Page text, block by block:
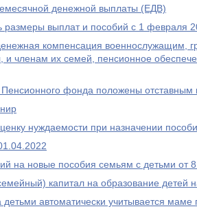
денежной выплаты (ЕДВ)
размеры выплат и пособий с 1 февраля
компенсация военнослужащим,
и членам их семей, пенсионное
Пенсионного фонда положены
нуждаемости при назначении
на новые пособия семьям с детьми от
капитал на образование детей
детьми автоматически учитывается